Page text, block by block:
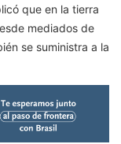
que en la tierra
mediados de
se suministra a la